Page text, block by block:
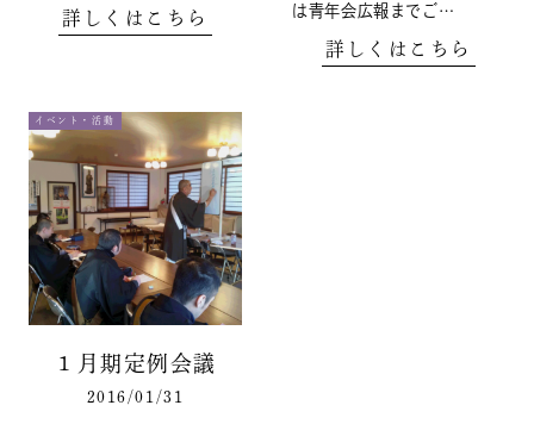
詳しくはこちら
は青年会広報までご…
詳しくはこちら
イベント・活動
１月期定例会議
2016/01/31